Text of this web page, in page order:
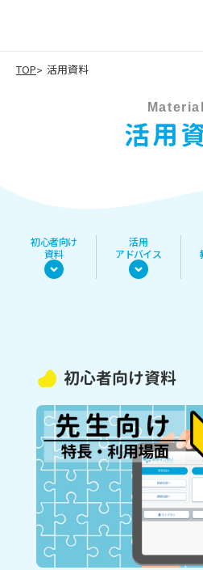
TOP 活用資料
活用
初心者向け
資料
活用
アドバイス
初心者向け資料